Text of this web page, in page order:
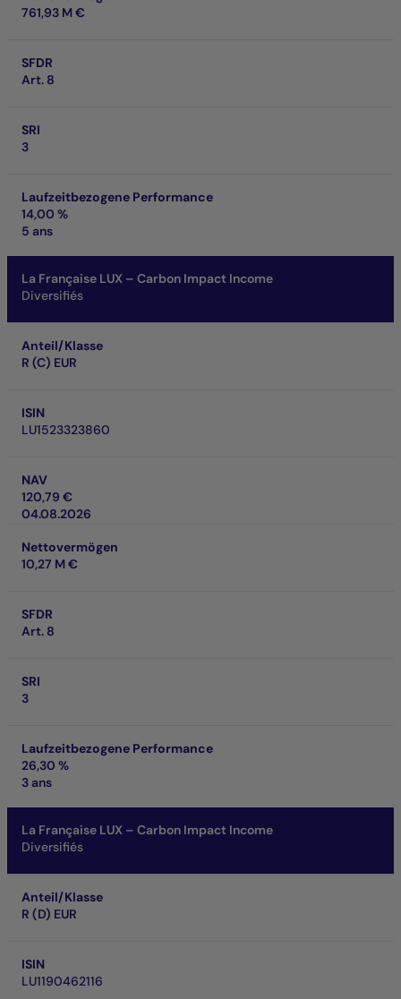
761,93 M €
SFDR
Art. 8
SRI
3
Laufzeitbezogene Performance
14,00 %
5 ans
La Française LUX – Carbon Impact Income
Diversifiés
Anteil/Klasse
R (C) EUR
ISIN
LU1523323860
NAV
120,79 €
04.08.2026
Nettovermögen
10,27 M €
SFDR
Art. 8
SRI
3
Laufzeitbezogene Performance
26,30 %
3 ans
La Française LUX – Carbon Impact Income
Diversifiés
Anteil/Klasse
R (D) EUR
ISIN
LU1190462116